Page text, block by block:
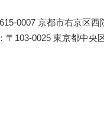
情報に対するリスク（個
び漏洩など）を防止する
0007 京都市右京区西
〒103-0025 東京都中央